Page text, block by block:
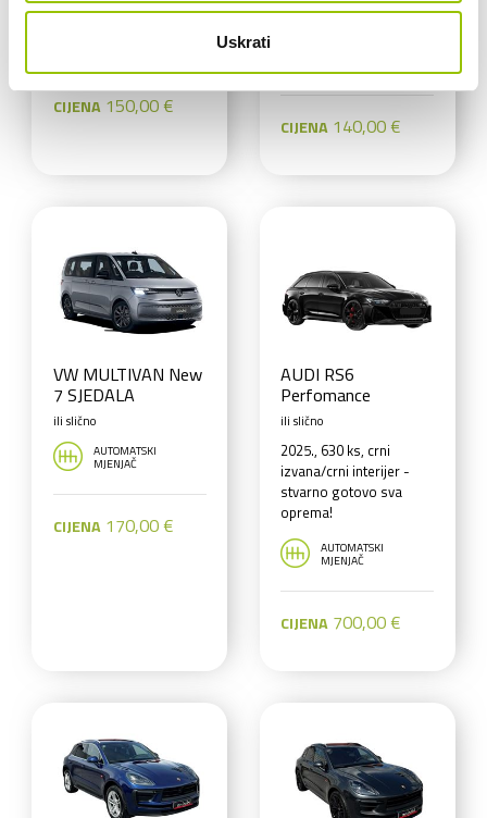
Uskrati
CIJENA150,00 €
CIJENA 140,00 €
VW MULTIVAN New
7 SJEDALA
ili slično
AUTOMATSKI
MJENJAČ
CIJENA170,00 €
AUDI RS6
Perfomance
ili slično
2025., 630 ks, crni
izvana/crni interijer -
stvarno gotovo sva
oprema!
AUTOMATSKI
MJENJAČ
CIJENA 700,00 €